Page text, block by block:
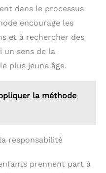
dans le processus
encourage les
et à rechercher des
un sens de la
plus jeune âge.
la méthode
responsabilité
prennent part à